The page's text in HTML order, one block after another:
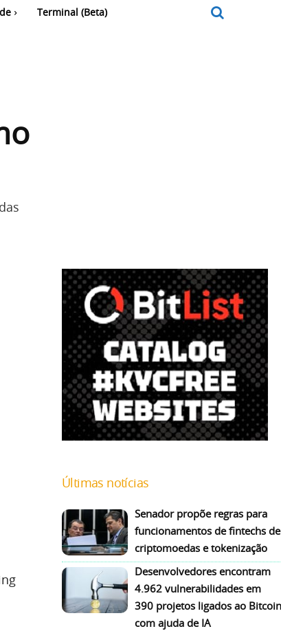
Terminal (Beta)
Últimas notícias
Senador propõe regras para
funcionamentos de fintechs de
criptomoedas e tokenização
Desenvolvedores encontram
4.962 vulnerabilidades em
390 projetos ligados ao Bitcoin
com ajuda de IA